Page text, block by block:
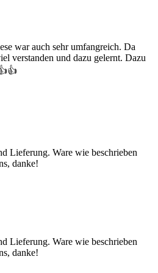
war auch sehr umfangreich. Da
verstanden und dazu gelernt. Dazu
Lieferung. Ware wie beschrieben
danke!
Lieferung. Ware wie beschrieben
danke!